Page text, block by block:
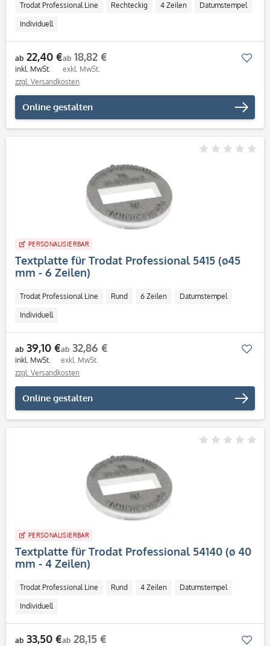
Trodat Professional Line Rechteckig 4 Zeilen Datumstempel
Individuell
ab 22,40 €
inkl. MwSt.
ab 18,82 €
exkl. MwSt.
zzgl. Versandkosten
Online gestalten
PERSONALISIERBAR
Textplatte für Trodat Professional 5415 (ø45
mm - 6 Zeilen)
Trodat Professional Line Rund 6 Zeilen Datumstempel
Individuell
ab 39,10 €
inkl. MwSt.
ab 32,86 €
exkl. MwSt.
zzgl. Versandkosten
Online gestalten
PERSONALISIERBAR
Textplatte für Trodat Professional 54140 (ø 40
mm - 4 Zeilen)
Trodat Professional Line Rund 4 Zeilen Datumstempel
Individuell
ab 33,50 €ab 28,15 €